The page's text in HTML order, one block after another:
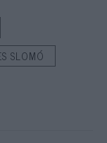
SLOMÓ